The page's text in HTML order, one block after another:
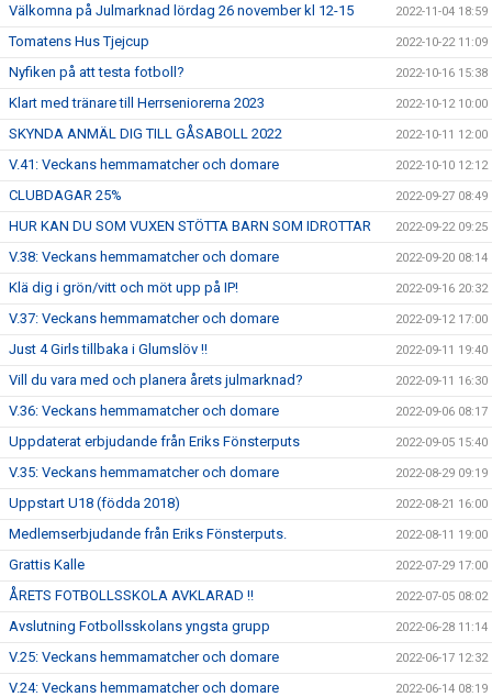
Välkomna på Julmarknad lördag 26 november kl 12-15 2022-11-04 18:59
Tomatens Hus Tjejcup 2022-10-22 11:09
Nyfiken på att testa fotboll? 2022-10-16 15:38
Klart med tränare till Herrseniorerna 2023 2022-10-12 10:00
SKYNDA ANMÄL DIG TILL GÅSABOLL 2022 2022-10-11 12:00
V.41: Veckans hemmamatcher och domare 2022-10-10 12:12
CLUBDAGAR 25% 2022-09-27 08:49
HUR KAN DU SOM VUXEN STÖTTA BARN SOM IDROTTAR 2022-09-22 09:25
V.38: Veckans hemmamatcher och domare 2022-09-20 08:14
Klä dig i grön/vitt och möt upp på IP! 2022-09-16 20:32
V.37: Veckans hemmamatcher och domare 2022-09-12 17:00
Just 4 Girls tillbaka i Glumslöv !! 2022-09-11 19:40
Vill du vara med och planera årets julmarknad? 2022-09-11 16:30
V.36: Veckans hemmamatcher och domare 2022-09-06 08:17
Uppdaterat erbjudande från Eriks Fönsterputs 2022-09-05 15:40
V.35: Veckans hemmamatcher och domare 2022-08-29 09:19
Uppstart U18 (födda 2018) 2022-08-21 16:00
Medlemserbjudande från Eriks Fönsterputs. 2022-08-11 19:00
Grattis Kalle 2022-07-29 17:00
ÅRETS FOTBOLLSSKOLA AVKLARAD !! 2022-07-05 08:02
Avslutning Fotbollsskolans yngsta grupp 2022-06-28 11:14
V.25: Veckans hemmamatcher och domare 2022-06-17 12:32
V.24: Veckans hemmamatcher och domare 2022-06-14 08:19